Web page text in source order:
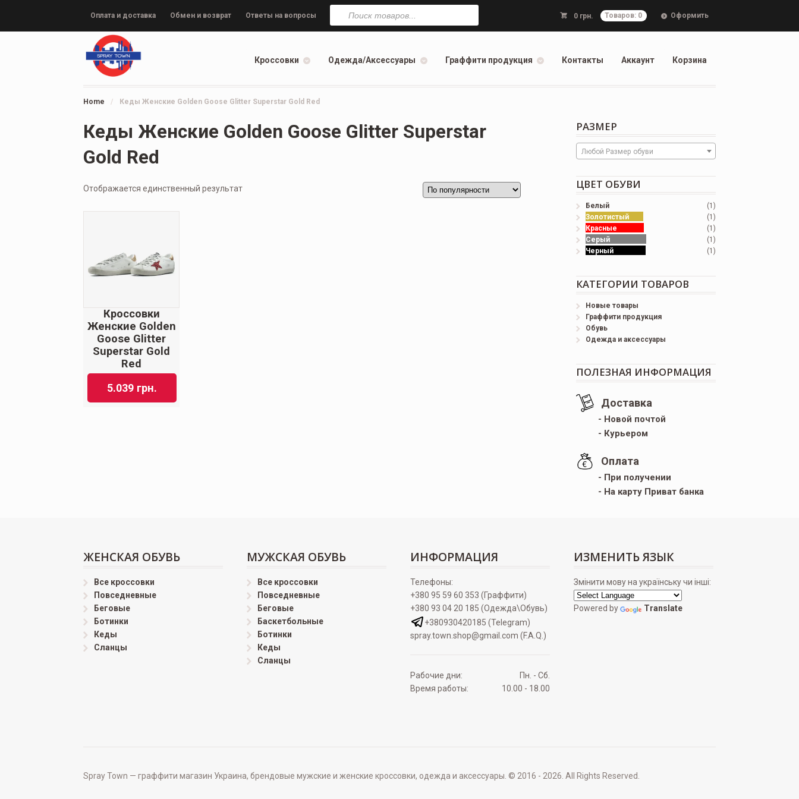
Оплата и доставка Обмен и возврат Ответы на вопросы 0 грн. Товаров: 0 Оформить
Поиск
товаров
Кроссовки Одежда/Аксессуары Граффити продукция Контакты Аккаунт Корзина
Home / Кеды Женские Golden Goose Glitter Superstar Gold Red
Кеды Женские Golden Goose Glitter Superstar
Gold Red
Отображается единственный результат
Кроссовки
Женские Golden
Goose Glitter
Superstar Gold
Red
5.039 грн.
РАЗМЕР
Любой Размер обуви
ЦВЕТ ОБУВИ
Белый
(1)
Золотистый
(1)
Красные
(1)
Серый
(1)
Черный
(1)
КАТЕГОРИИ ТОВАРОВ
Новые товары
Граффити продукция
Обувь
Одежда и аксессуары
ПОЛЕЗНАЯ ИНФОРМАЦИЯ
Доставка
- Новой почтой
- Курьером
Оплата
- При получении
- На карту Приват банка
ЖЕНСКАЯ ОБУВЬ
Все кроссовки
Повседневные
Беговые
Ботинки
Кеды
Сланцы
МУЖСКАЯ ОБУВЬ
Все кроссовки
Повседневные
Беговые
Баскетбольные
Ботинки
Кеды
Сланцы
ИНФОРМАЦИЯ
Телефоны:
+380 95 59 60 353 (Граффити)
+380 93 04 20 185 (Одежда\Обувь)
+380930420185 (Telegram)
spray.town.shop@gmail.com (F.A.Q.)
Рабочие дни:
Пн. - Сб.
Время работы:
10.00 - 18.00
ИЗМЕНИТЬ ЯЗЫК
Змінити мову на українську чи інші:
Powered by Translate
Spray Town — граффити магазин Украина, брендовые мужские и женские кроссовки, одежда и аксессуары. © 2016 - 2026. All Rights Reserved.